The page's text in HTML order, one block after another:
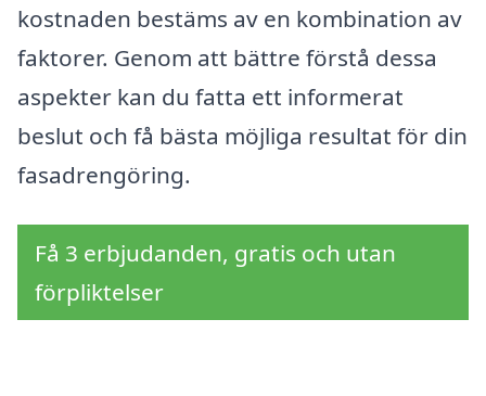
kostnaden bestäms av en kombination av
faktorer. Genom att bättre förstå dessa
aspekter kan du fatta ett informerat
beslut och få bästa möjliga resultat för din
fasadrengöring.
Få 3 erbjudanden, gratis och utan
förpliktelser